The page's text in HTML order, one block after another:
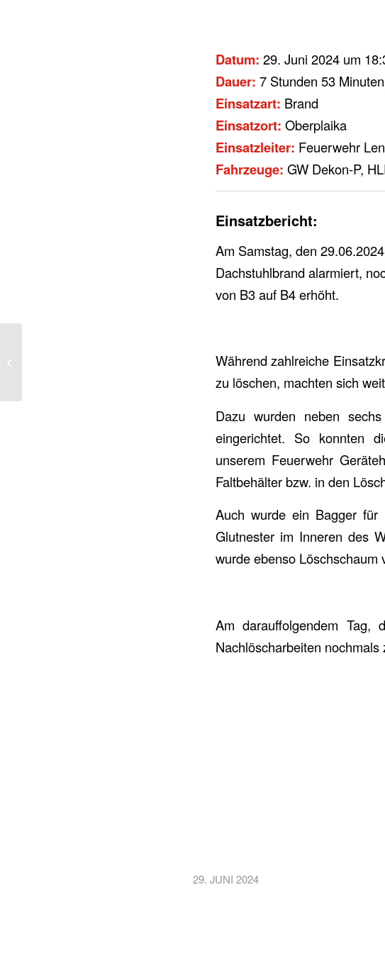
Datum: 29. Juni 2024 um
Dauer: 7 Stunden 53 Minuten
Einsatzart: Brand
Einsatzort: Oberplaika
Einsatzleiter: Feuerwehr
Fahrzeuge: GW Dekon-P,
Einsatzbericht:
Am Samstag, den
Dachstuhlbrand alarmiert,
von B3 auf B4 erhöht.
Während zahlreiche
zu löschen, machten sich
Dazu wurden neben
eingerichtet. So konnten
unserem Feuerwehr
Faltbehälter bzw. in den
Auch wurde ein Bagger für
Glutnester im Inneren des
wurde ebenso Löschschaum
Am darauffolgendem
Nachlöscharbeiten
29. JUNI 2024